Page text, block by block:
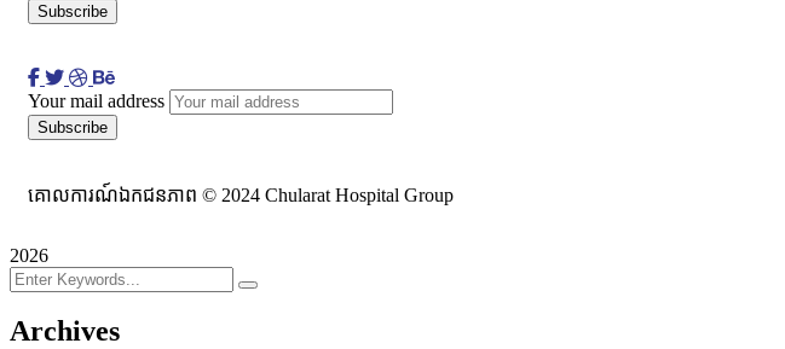
Your mail address
គោលការណ៍ឯកជនភាព © 2024 Chularat Hospital Group
2026
Archives